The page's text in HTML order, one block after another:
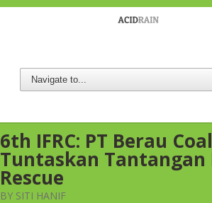
6th IFRC: PT Berau
Tuntaskan Tantangan
Rescue
BY SITI HANIF